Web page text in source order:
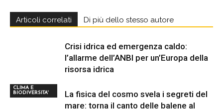
Articoli correlati Di più dello stesso autore
CLIMA E
BIODIVERSITA'
Crisi idrica ed emergenza caldo:
l’allarme dell’ANBI per un’Europa della
risorsa idrica
La fisica del cosmo svela i segreti del
mare: torna il canto delle balene al